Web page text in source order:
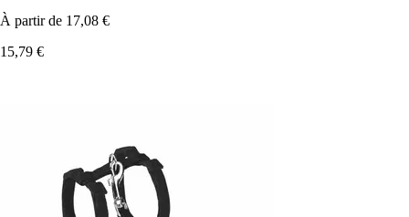
À partir de 17,08 €
15,79 €